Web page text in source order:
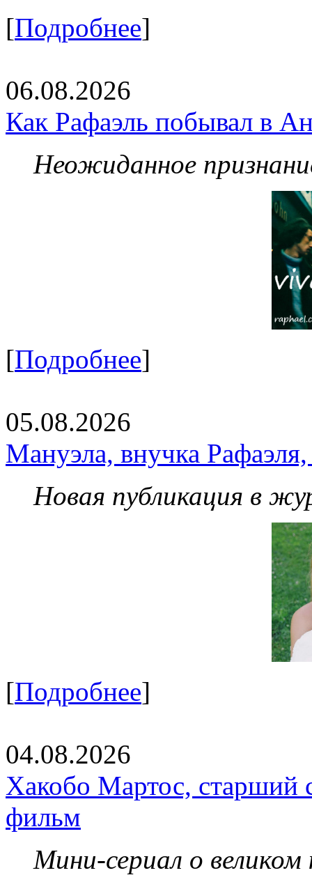
[Подробнее]
06.08.2026
Как Рафаэль побывал в
Неожиданное
[Подробнее]
05.08.2026
Мануэла, внучка
Новая публикация в
[Подробнее]
04.08.2026
Хакобо Мартос, старший
фильм
Мини-сериал о великом